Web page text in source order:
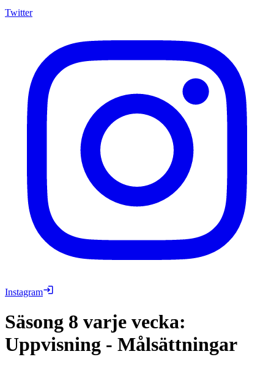
Twitter
Instagram
Säsong 8 varje vecka:
Uppvisning - Målsättningar